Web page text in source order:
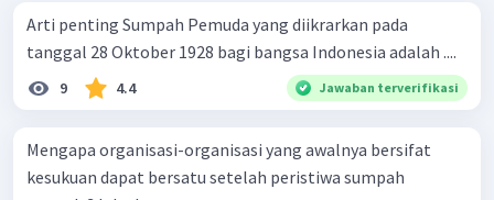
Arti penting Sumpah Pemuda yang diikrarkan pada
tanggal 28 Oktober 1928 bagi bangsa Indonesia adalah ....
9 4.4 Jawaban terverifikasi
Mengapa organisasi-organisasi yang awalnya bersifat
kesukuan dapat bersatu setelah peristiwa sumpah